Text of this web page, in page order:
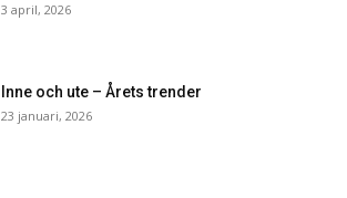
3 april, 2026
Inne och ute – Årets trender
23 januari, 2026